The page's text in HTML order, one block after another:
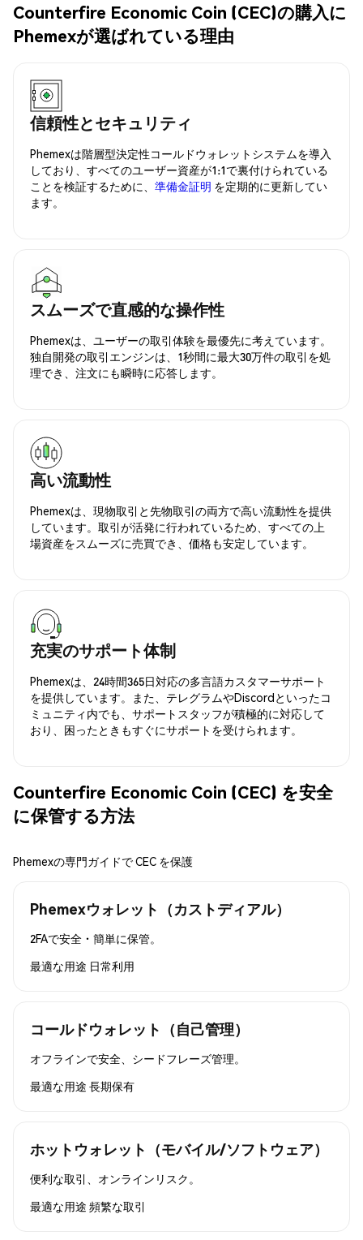
Counterfire Economic Coin (CEC)の購入に
Phemexが選ばれている理由
信頼性とセキュリティ
Phemexは階層型決定性コールドウォレットシステムを導入
しており、すべてのユーザー資産が1:1で裏付けられている
ことを検証するために、 準備金証明 を定期的に更新してい
ます。
スムーズで直感的な操作性
Phemexは、ユーザーの取引体験を最優先に考えています。
独自開発の取引エンジンは、1秒間に最大30万件の取引を処
理でき、注文にも瞬時に応答します。
高い流動性
Phemexは、現物取引と先物取引の両方で高い流動性を提供
しています。取引が活発に行われているため、すべての上
場資産をスムーズに売買でき、価格も安定しています。
充実のサポート体制
Phemexは、24時間365日対応の多言語カスタマーサポート
を提供しています。また、テレグラムやDiscordといったコ
ミュニティ内でも、サポートスタッフが積極的に対応して
おり、困ったときもすぐにサポートを受けられます。
Counterfire Economic Coin (CEC) を安全
に保管する方法
Phemexの専門ガイドで CEC を保護
Phemexウォレット（カストディアル）
2FAで安全・簡単に保管。
最適な用途 日常利用
コールドウォレット（自己管理）
オフラインで安全、シードフレーズ管理。
最適な用途 長期保有
ホットウォレット（モバイル/ソフトウェア）
便利な取引、オンラインリスク。
最適な用途 頻繁な取引